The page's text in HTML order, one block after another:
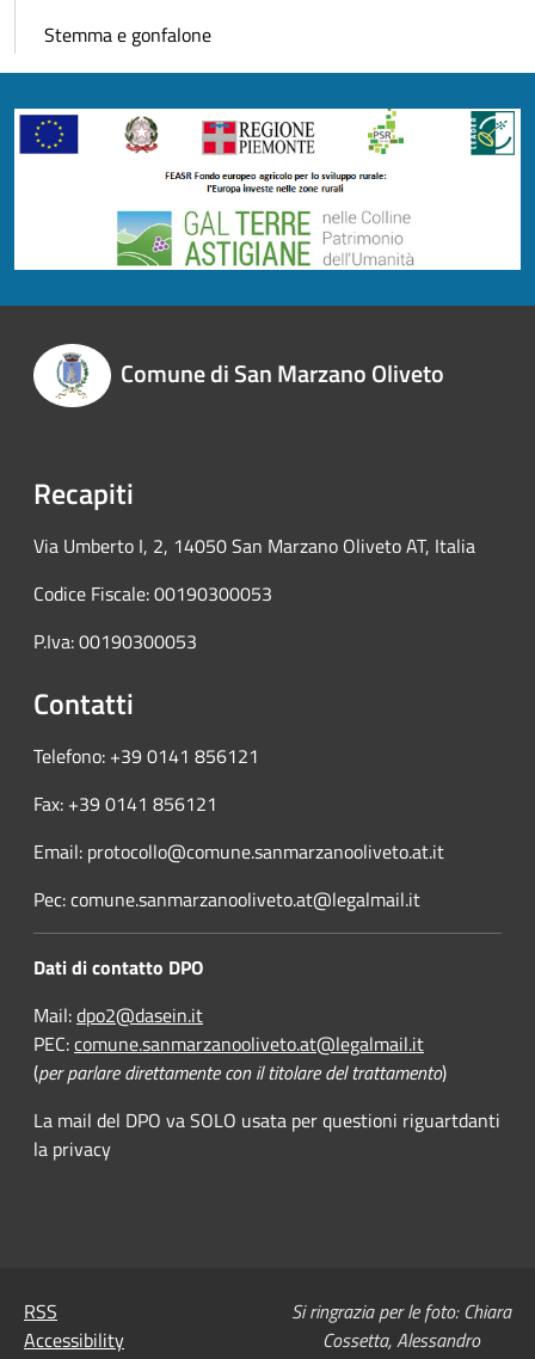
Stemma e gonfalone
Comune di San Marzano Oliveto
Recapiti
Via Umberto I, 2, 14050 San Marzano Oliveto AT, Italia
Codice Fiscale: 00190300053
P.Iva: 00190300053
Contatti
Telefono: +39 0141 856121
Fax: +39 0141 856121
Email: protocollo@comune.sanmarzanooliveto.at.it
Pec: comune.sanmarzanooliveto.at@legalmail.it
Dati di contatto DPO
Mail:dpo2@dasein.it
PEC:comune.sanmarzanooliveto.at@legalmail.it
(per parlare direttamente con il titolare del trattamento)
La mail del DPO va SOLO usata per questioni riguartdanti
la privacy
RSS
Accessibility
Si ringrazia per le foto: Chiara
Cossetta, Alessandro